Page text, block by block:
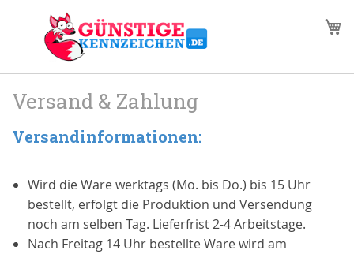
springen
Versand & Zahlung
Versandinformationen:
Wird die Ware werktags (Mo. bis Do.) bis 15 Uhr
bestellt, erfolgt die Produktion und Versendung
noch am selben Tag. Lieferfrist 2-4 Arbeitstage.
Nach Freitag 14 Uhr bestellte Ware wird am